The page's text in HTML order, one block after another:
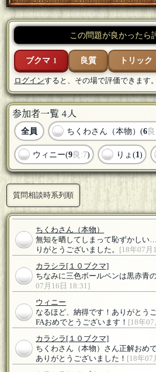
この問題が良かったら
ブクマ 1 良質 トリック
ログインすると、その場で評価できます。
参加者一覧 4人
全員 ちくわさん（本物）(6
ウィニー(9良:7) りょ(1)
質問相談時系列順
ちくわさん（本物）
無知を晒してしまって恥ずかし
りがとうございました。
[18年07月
カラシラ [１０ブクマ]
ちなみに三色ボールペンは黒赤青
07月16日 18:31]
ウィニー
なるほど、納得です！ありがとう
FAおめでとうございます！ [18年
カラシラ [１０ブクマ]
ちくわさん（本物）さん正解おめ
ありがとうございました！ [18年07